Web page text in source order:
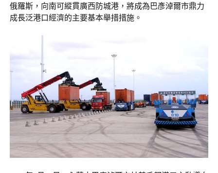
俄羅斯，向南可縱貫廣西防城港，將成為巴彥淖爾市鼎力
成長泛港口經濟的主要基本舉措措施。